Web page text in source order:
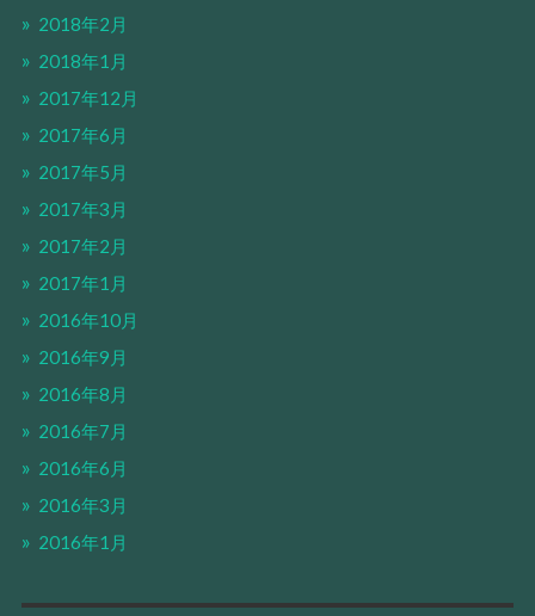
2018年2月
2018年1月
2017年12月
2017年6月
2017年5月
2017年3月
2017年2月
2017年1月
2016年10月
2016年9月
2016年8月
2016年7月
2016年6月
2016年3月
2016年1月